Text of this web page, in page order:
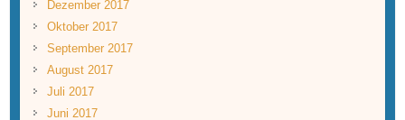
Dezember 2017
Oktober 2017
September 2017
August 2017
Juli 2017
Juni 2017